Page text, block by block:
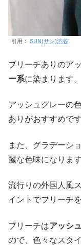
引用： SUN(サン)渋谷
ブリーチありのア
ー系に染まります。
アッシュグレーの
ありがおすすめです
また、グラデーシ
麗な色味になります
流行りの外国人風
イントでブリーチ
ブリーチはアッシ
ので、色々なスタ